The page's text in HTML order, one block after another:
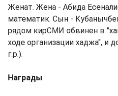
Женат. Жена - Абида
математик. Сын -
рядом кирСМИ обвинен в
ходе организации хаджа", и
г.р.).
Награды